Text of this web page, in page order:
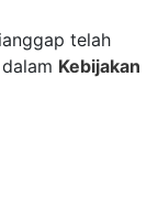
telah
Kebijakan